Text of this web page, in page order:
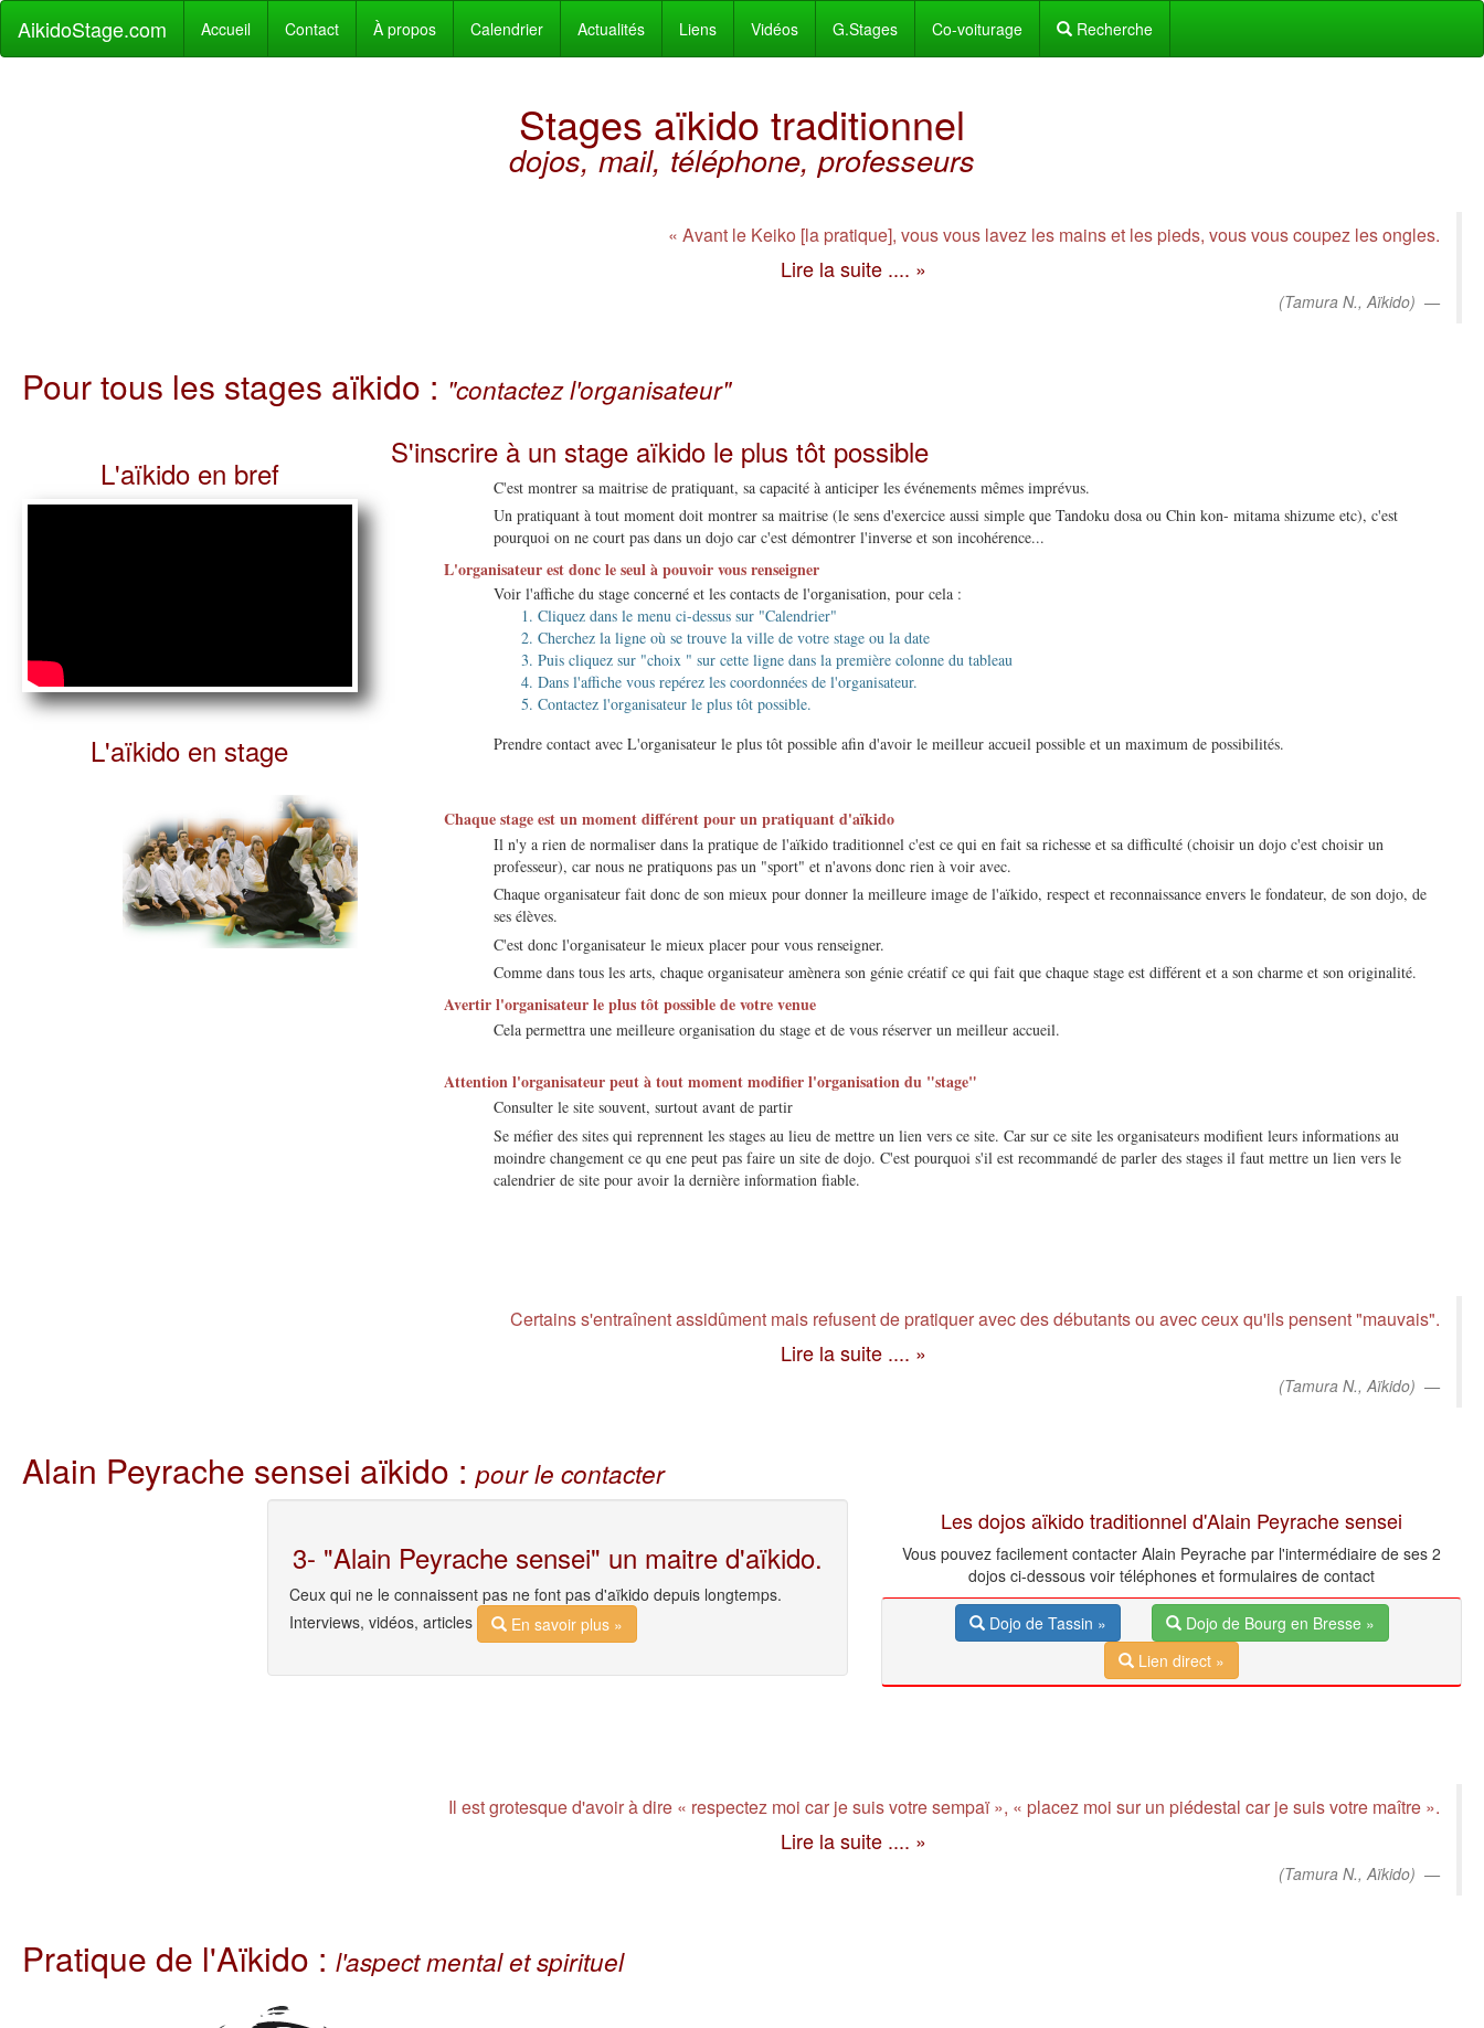
AikidoStage.com Accueil Contact À propos Calendrier Actualités Liens Vidéos G.Stages Co-voiturage Recherche
Stages aïkido traditionnel
dojos, mail, téléphone, professeurs
« Avant le Keiko [la pratique], vous vous lavez les mains et les pieds, vous vous coupez les ongles.
Lire la suite .... »
(Tamura N., Aïkido)
Pour tous les stages aïkido : "contactez l'organisateur"
L'aïkido en bref
L'aïkido en stage
S'inscrire à un stage aïkido le plus tôt possible
C'est montrer sa maitrise de pratiquant, sa capacité à anticiper les événements mêmes imprévus.
Un pratiquant à tout moment doit montrer sa maitrise (le sens d'exercice aussi simple que Tandoku dosa ou Chin kon- mitama shizume etc), c'est
pourquoi on ne court pas dans un dojo car c'est démontrer l'inverse et son incohérence...
L'organisateur est donc le seul à pouvoir vous renseigner
Voir l'affiche du stage concerné et les contacts de l'organisation, pour cela :
Cliquez dans le menu ci-dessus sur "Calendrier"
Cherchez la ligne où se trouve la ville de votre stage ou la date
Puis cliquez sur "choix " sur cette ligne dans la première colonne du tableau
Dans l'affiche vous repérez les coordonnées de l'organisateur.
Contactez l'organisateur le plus tôt possible.
Prendre contact avec L'organisateur le plus tôt possible afin d'avoir le meilleur accueil possible et un maximum de possibilités.
Chaque stage est un moment différent pour un pratiquant d'aïkido
Il n'y a rien de normaliser dans la pratique de l'aïkido traditionnel c'est ce qui en fait sa richesse et sa difficulté (choisir un dojo c'est choisir un
professeur), car nous ne pratiquons pas un "sport" et n'avons donc rien à voir avec.
Chaque organisateur fait donc de son mieux pour donner la meilleure image de l'aïkido, respect et reconnaissance envers le fondateur, de son dojo, de
ses élèves.
C'est donc l'organisateur le mieux placer pour vous renseigner.
Comme dans tous les arts, chaque organisateur amènera son génie créatif ce qui fait que chaque stage est différent et a son charme et son originalité.
Avertir l'organisateur le plus tôt possible de votre venue
Cela permettra une meilleure organisation du stage et de vous réserver un meilleur accueil.
Attention l'organisateur peut à tout moment modifier l'organisation du "stage"
Consulter le site souvent, surtout avant de partir
Se méfier des sites qui reprennent les stages au lieu de mettre un lien vers ce site. Car sur ce site les organisateurs modifient leurs informations au
moindre changement ce qu ene peut pas faire un site de dojo. C'est pourquoi s'il est recommandé de parler des stages il faut mettre un lien vers le
calendrier de site pour avoir la dernière information fiable.
Certains s'entraînent assidûment mais refusent de pratiquer avec des débutants ou avec ceux qu'ils pensent "mauvais".
Lire la suite .... »
(Tamura N., Aïkido)
Alain Peyrache sensei aïkido : pour le contacter
3- "Alain Peyrache sensei" un maitre d'aïkido.
Ceux qui ne le connaissent pas ne font pas d'aïkido depuis longtemps.
Interviews, vidéos, articles
En savoir plus »
Les dojos aïkido traditionnel d'Alain Peyrache sensei
Vous pouvez facilement contacter Alain Peyrache par l'intermédiaire de ses 2
dojos ci-dessous voir téléphones et formulaires de contact
Dojo de Tassin »
Dojo de Bourg en Bresse »
Lien direct »
Il est grotesque d'avoir à dire « respectez moi car je suis votre sempaï », « placez moi sur un piédestal car je suis votre maître ».
Lire la suite .... »
(Tamura N., Aïkido)
Pratique de l'Aïkido : l'aspect mental et spirituel